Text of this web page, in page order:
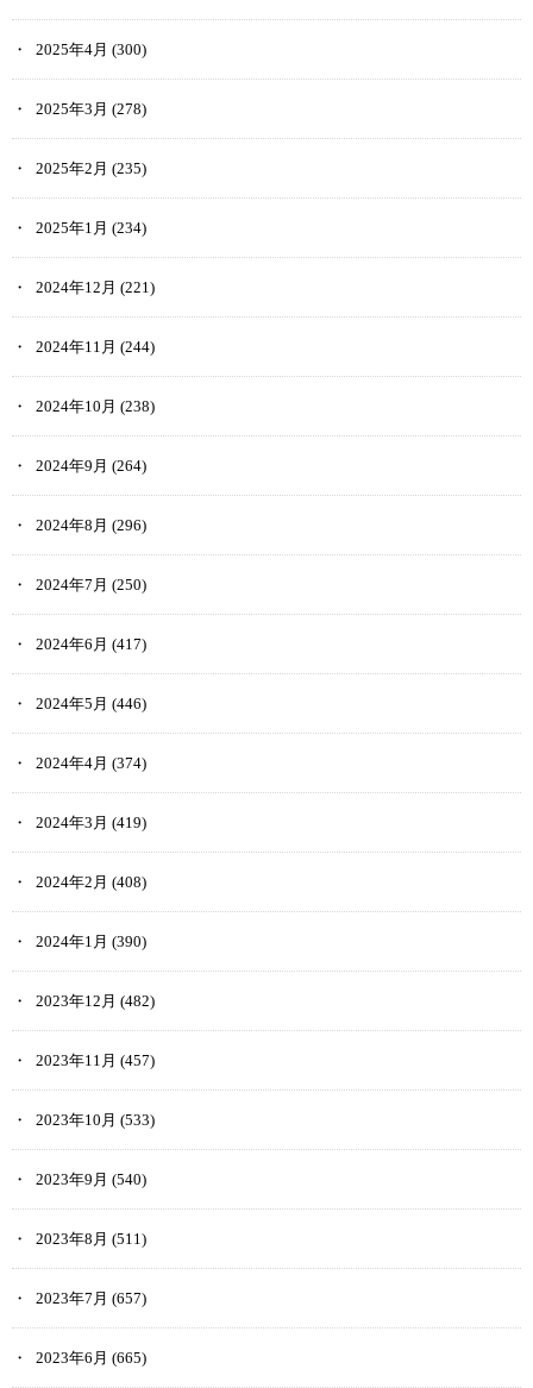
2025年4月 (300)
2025年3月 (278)
2025年2月 (235)
2025年1月 (234)
2024年12月 (221)
2024年11月 (244)
2024年10月 (238)
2024年9月 (264)
2024年8月 (296)
2024年7月 (250)
2024年6月 (417)
2024年5月 (446)
2024年4月 (374)
2024年3月 (419)
2024年2月 (408)
2024年1月 (390)
2023年12月 (482)
2023年11月 (457)
2023年10月 (533)
2023年9月 (540)
2023年8月 (511)
2023年7月 (657)
2023年6月 (665)